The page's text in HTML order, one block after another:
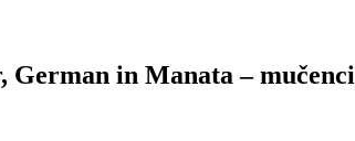
German in Manata – mučenci